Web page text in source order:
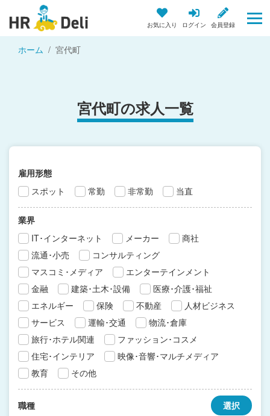
お気に入り ログイン 会員登録
ホーム 宮代町
宮代町の求人一覧
雇用形態
スポット
常勤 非常勤 当直
業界
IT･インターネット
メーカー
商社
流通･小売
コンサルティング
マスコミ･メディア
エンターテインメント
金融
建築･土木･設備
医療･介護･福祉
エネルギー
保険 不動産
人材ビジネス
サービス
運輸･交通
物流･倉庫
旅行･ホテル関連
ファッション･コスメ
住宅･インテリア
映像･音響･マルチメディア
教育
その他
職種
選択